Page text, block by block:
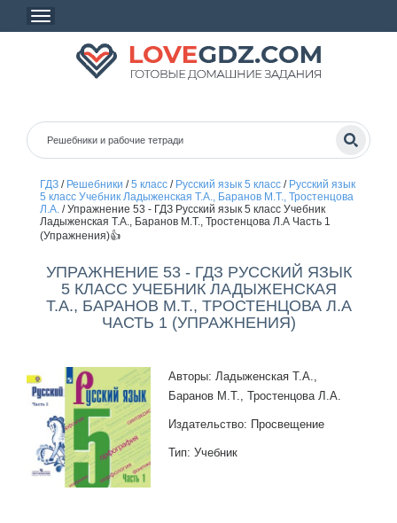
ГДЗ/ Решебники /5 класс/ Русский язык 5 класс/ Русский язык
5 класс Учебник Ладыженская Т.А., Баранов М.Т., Тростенцова
Л.А./Упражнение 53 - ГДЗ Русский язык 5 класс Учебник
Ладыженская Т.А., Баранов М.Т., Тростенцова Л.А Часть 1
(Упражнения)👍
УПРАЖНЕНИЕ 53 - ГДЗ РУССКИЙ ЯЗЫК
5 КЛАСС УЧЕБНИК ЛАДЫЖЕНСКАЯ
Т.А., БАРАНОВ М.Т., ТРОСТЕНЦОВА Л.А
ЧАСТЬ 1 (УПРАЖНЕНИЯ)
Авторы: Ладыженская Т.А.,
Баранов М.Т., Тростенцова Л.А.
Издательство: Просвещение
Тип: Учебник